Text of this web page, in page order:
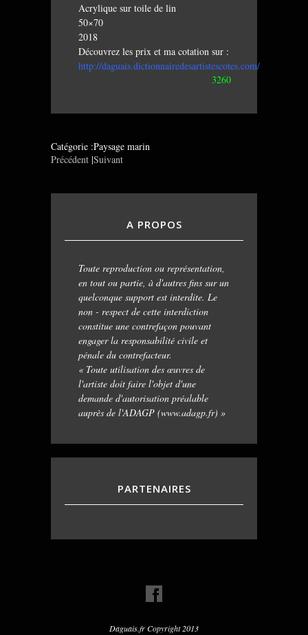
Acrylique sur toile de lin
50×70
2018
Découvrez les prix et ma cotation sur :
http://daguais.dictionnairedesartistescotes.com/
3260
Catégorie :Paysage marin
Précédent |Suivant
A PROPOS
Toute reproduction ou représentation,
en tout ou partie, à d'autres fins sur un
quelconque support est interdite. Le
non - respect de cette interdiction
constitue une contrefaçon pouvant
engager la responsabilité civile et
pénale du contrefacteur.
« Toute utilisation des œuvres de
l'artiste doit faire l'objet d'une
demande d'autorisation préalable
auprès de l'ADAGP (www.adagp.fr) »
PARTENAIRES
Daguais.fr Copyright 2013